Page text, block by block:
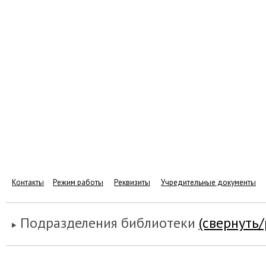
Контакты Режим работы Реквизиты Учредительные документы
Подразделения библиотеки